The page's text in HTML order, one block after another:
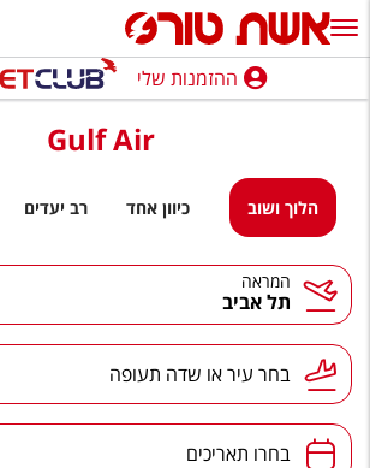
ההזמנות שלי
חופשה לפי סגנון
מלונות באילת
טיולים מאורגנים
חבילות נופש
הרגע האחרון
ההזמנות שלי
Gulf Air
הלוך ושוב כיוון אחד רב יעדים
המראה
תל אביב
בחר עיר או שדה תעופה
בחרו תאריכים